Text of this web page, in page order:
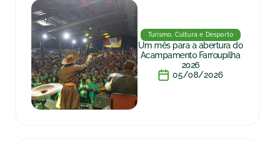
Turismo, Cultura e Desporto
Um mês para a abertura do
Acampamento Farroupilha
2026
05/08/2026